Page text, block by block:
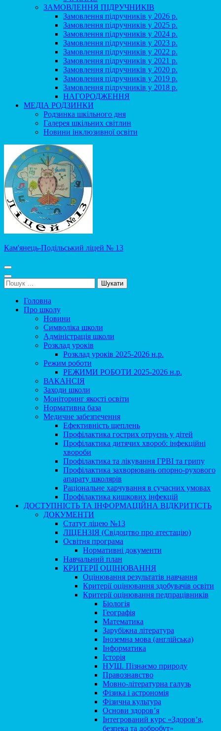
ЗАМОВЛЕННЯ ПІДРУЧНИКІВ
Замовлення підручників у 2026 р.
Замовлення підручників у 2025 р.
Замовлення підручників у 2024 р.
Замовлення підручників у 2023 р.
Замовлення підручників у 2022 р.
Замовлення підручників у 2021 р.
Замовлення підручників у 2020 р.
Замовлення підручників у 2019 р.
Замовлення підручників у 2018 р.
НАГОРОДЖЕННЯ
МЕДІА РОДЗИНКИ
Родзинка шкільного дня
Галерея шкільних світлин
Новини інклюзивної освіти
Кам'янець-Подільський ліцей № 13
Пошук:
Головна
Про школу
Новини
Символіка школи
Адміністрація школи
Розклад уроків
Розклад уроків 2025-2026 н.р.
Режим роботи
РЕЖИМИ РОБОТИ 2025-2026 н.р.
ВАКАНСІЯ
Заходи школи
Моніторинг якості освіти
Нормативна база
Медичне забезпечення
Ефективність щеплень
Профілактика гострих отруєнь у дітей
Профілактика дитячих хвороб: інфекційні
хвороби
Профілактика та лікування ГРВІ та грипу
Профілактика захворювань опорно-рухового
апарату школярів
Раціональне харчування в сучасних умовах
Профілактика кишкових інфекцій
ДОСТУПНІСТЬ ТА ІНФОРМАЦІЙНА ВІДКРИТІСТЬ
ДОКУМЕНТИ
Статут ліцею №13
ЛІЦЕНЗІЯ (Свідоцтво про атестацію)
Освітня програма
Нормативні документи
Навчальний план
КРИТЕРІЇ ОЦІНЮВАННЯ
Оцінювання результатів навчання
Критерії оцінювання здобувачів освіти
Критерії оцінювання педпрацівників
Біологія
Географія
Математика
Зарубіжна література
Іноземна мова (англійська)
Інформатика
Історія
НУШ. Пізнаємо природу
Правознавство
Мовно-літературна галузь
Фізика і астрономія
Фізична культура
Основи здоров’я
Інтегрований курс «Здоров’я,
безпека та добробут»